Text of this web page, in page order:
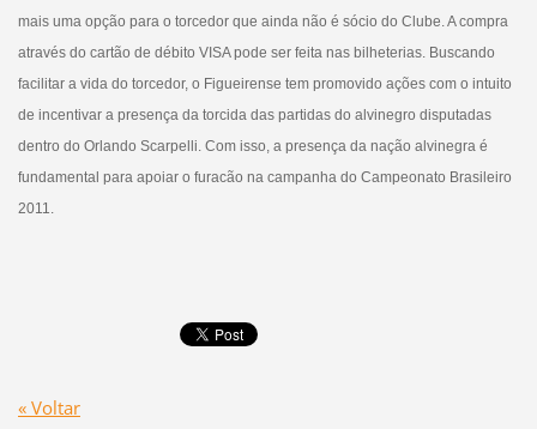
mais uma opção para o torcedor que ainda não é sócio do Clube. A compra
através do cartão de débito VISA pode ser feita nas bilheterias. Buscando
facilitar a vida do torcedor, o Figueirense tem promovido ações com o intuito
de incentivar a presença da torcida das partidas do alvinegro disputadas
dentro do Orlando Scarpelli. Com isso, a presença da nação alvinegra é
fundamental para apoiar o furacão na campanha do Campeonato Brasileiro
2011.
« Voltar